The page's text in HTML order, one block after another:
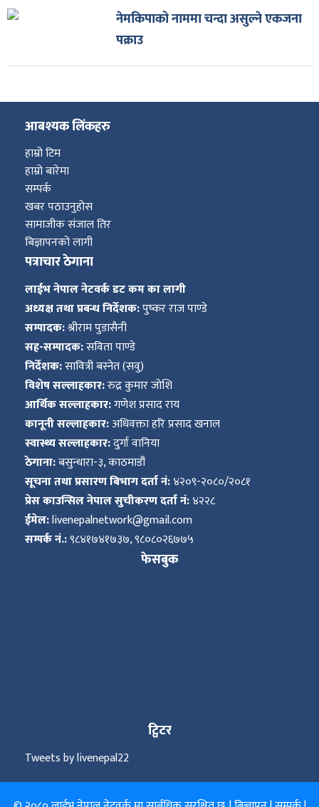
नेमकिपाको नाममा चन्दा असुल्ने एकजना
पक्राउ
आबश्यक लिंकहरु
हाम्रो टिम
हाम्रो बारेमा
सम्पर्क
खबर पठाउनुहोस
सामाजीक संजाल तिर
बिज्ञापनको लागी
पत्राचार ठेगाना
लाईभ नेपाल नेटवर्क डट कम का लागी
अध्यक्ष तथा प्रबन्ध निर्देशक:पुष्कर राज पाण्डे
सम्पादक:श्रीराम पुडासैनी
सह-सम्पादक:सविता पाण्डे
निर्देशक:सावित्री बस्नेत (सवु)
विशेष सल्लाहकार:रुद्र कुमार जोशि
आर्थिक सल्लाहकार:गणेश प्रसाद राय
कानूनी सल्लाहकार:अधिवक्ता हरि प्रसाद खनाल
स्वास्थ्य सल्लाहकार:दुर्गा वानिया
ठेगाना:बसुन्धारा-३, काठमाडौं
सूचना तथा प्रसारण बिभाग दर्ता नं:४२०९-२०८०/२०८१
प्रेस काउन्सिल नेपाल सुचीकरण दर्ता नं:४२२८
ईमेल:livenepalnetwork@gmail.com
सम्पर्क नं.:९८४१७४१७३७, ९८०८०२६७७५
फेसबुक
ट्विटर
Tweets by livenepal22